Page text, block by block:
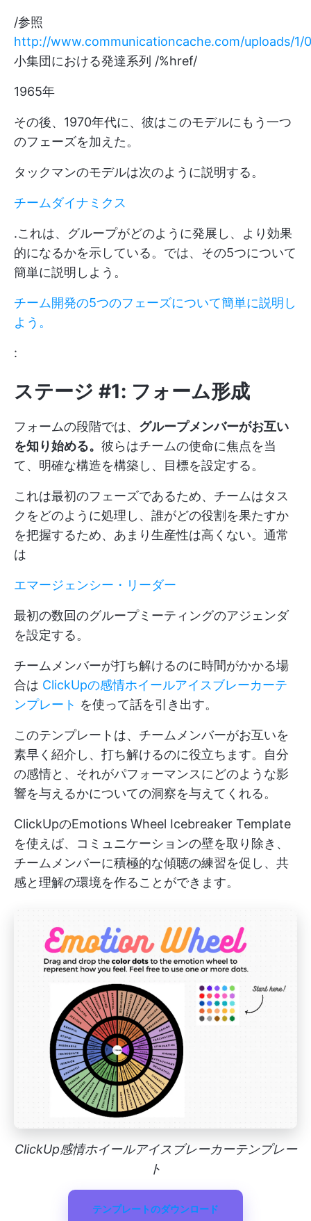
/参照
http://www.communicationcache.com/uploads/1/
小集団における発達系列 /%href/
1965年
その後、1970年代に、彼はこのモデルにもう一つ
のフェーズを加えた。
タックマンのモデルは次のように説明する。
チームダイナミクス
.これは、グループがどのように発展し、より効果
的になるかを示している。では、その5つについて
簡単に説明しよう。
チーム開発の5つのフェーズについて簡単に説明し
よう。
:
ステージ #1: フォーム形成
フォームの段階では、 グループメンバーがお互い
を知り始める。 彼らはチームの使命に焦点を当
て、明確な構造を構築し、目標を設定する。
これは最初のフェーズであるため、チームはタス
クをどのように処理し、誰がどの役割を果たすか
を把握するため、あまり生産性は高くない。通常
は
エマージェンシー・リーダー
最初の数回のグループミーティングのアジェンダ
を設定する。
チームメンバーが打ち解けるのに時間がかかる場
合は ClickUpの感情ホイールアイスブレーカーテ
ンプレート を使って話を引き出す。
このテンプレートは、チームメンバーがお互いを
素早く紹介し、打ち解けるのに役立ちます。自分
の感情と、それがパフォーマンスにどのような影
響を与えるかについての洞察を与えてくれる。
ClickUpのEmotions Wheel Icebreaker Template
を使えば、コミュニケーションの壁を取り除き、
チームメンバーに積極的な傾聴の練習を促し、共
感と理解の環境を作ることができます。
ClickUp感情ホイールアイスブレーカーテンプレー
ト
テンプレートのダウンロード